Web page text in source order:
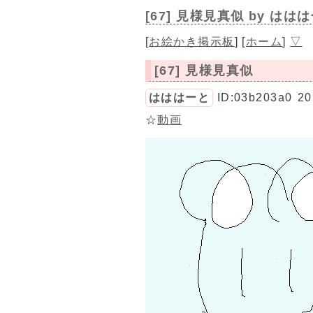
[67] 見様見真似 by はは
[お絵かき掲示板 ] [ホーム] ▽
[67] 見様見真似
はははーと ID:03b203a0
☆動画